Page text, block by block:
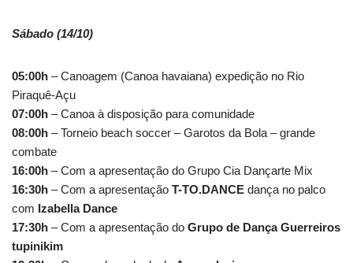
Sábado (14/10)
05:00h – Canoagem (Canoa havaiana) expedição no Rio
Piraquê-Açu
07:00h – Canoa à disposição para comunidade
08:00h – Torneio beach soccer – Garotos da Bola – grande
combate
16:00h – Com a apresentação do Grupo Cia Dançarte Mix
16:30h – Com a apresentação T-TO.DANCE dança no palco
com Izabella Dance
17:30h – Com a apresentação do Grupo de Dança Guerreiros
tupinikim